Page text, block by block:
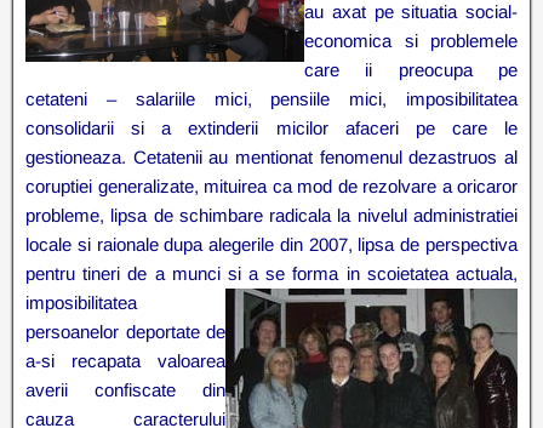
au axat pe situatia social-
economica si problemele
care ii preocupa pe
cetateni – salariile mici, pensiile mici, imposibilitatea
consolidarii si a extinderii micilor afaceri pe care le
gestioneaza. Cetatenii au mentionat fenomenul dezastruos al
coruptiei generalizate, mituirea ca mod de rezolvare a oricaror
probleme, lipsa de schimbare radicala la nivelul administratiei
locale si raionale dupa alegerile din 2007, lipsa de perspectiva
pentru tineri de a munci si a seforma in scoietatea actuala,
imposibilitatea
persoanelor deportate de
a-si recapata valoarea
averii confiscate din
cauza caracterului